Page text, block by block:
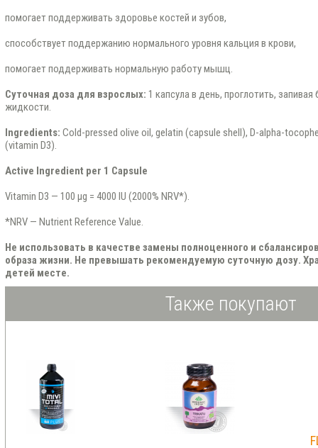
помогает поддерживать здоровье костей и зубов,
способствует поддержанию нормального уровня кальция в крови,
помогает поддерживать нормальную работу мышц.
Суточная доза для взрослых: 1 капсула в день, проглотить,
жидкости.
Ingredients: Cold-pressed olive oil, gelatin (capsule shell), D-alpha-
(vitamin D3).
Active Ingredient per 1 Capsule
Vitamin D3 — 100 µg = 4000 IU (2000% NRV*).
*NRV — Nutrient Reference Value.
Не использовать в качестве замены полноценного и
образа жизни. Не превышать рекомендуемую суточную дозу.
детей месте.
Также покупают